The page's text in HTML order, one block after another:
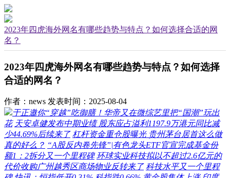
2023年四虎海外网名有哪些趋势与特点？如何选择合适的网
名？
2023年四虎海外网名有哪些趋势与特点？如何选择
合适的网名？
作者：news 发表时间：2025-08-04
于正邀你“穿越”吃御膳！华帝又在微综艺里把“国潮”玩出
花 天安卓健发布中期业绩 股东应占溢利1197.9万港元同比减
少44.69%后续来了 杠杆资金重仓股曝光 贵州茅台居首这么做
真的好么？ “A股反内卷先锋”|有色龙头ETF官宣完成基金份
额1：2拆分又一个里程碑 环球实业科技拟以不超过2.6亿元的
代价收购广州越秀区商场物业反转来了 科技水平又一个里程